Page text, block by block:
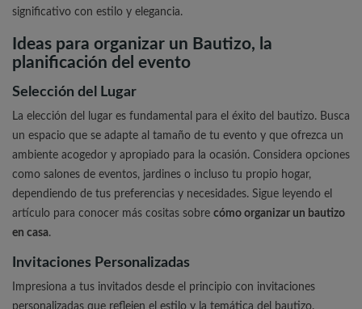
9. Ideas para organizar un bautizo
significativo con estilo y elegancia.
Ideas para organizar un Bautizo, la
planificación del evento
Selección del Lugar
La elección del lugar es fundamental para el éxito del bautizo. Busca
un espacio que se adapte al tamaño de tu evento y que ofrezca un
ambiente acogedor y apropiado para la ocasión. Considera opciones
como salones de eventos, jardines o incluso tu propio hogar,
dependiendo de tus preferencias y necesidades. Sigue leyendo el
artículo para conocer más cositas sobre cómo organizar un bautizo
en casa.
Invitaciones Personalizadas
Impresiona a tus invitados desde el principio con invitaciones
personalizadas que reflejen el estilo y la temática del bautizo.